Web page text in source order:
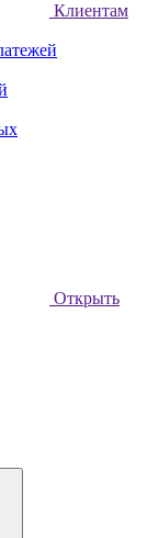
Клиентам
Открыть